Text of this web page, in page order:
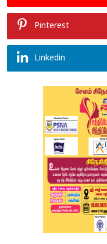
Pinterest
Linkedin